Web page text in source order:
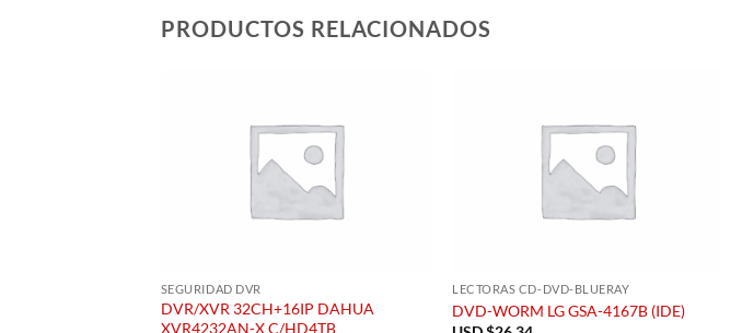
PRODUCTOS RELACIONADOS
SEGURIDAD DVR
DVR/XVR 32CH+16IP DAHUA
XVR4232AN-X C/HD4TB
LECTORAS CD-DVD-BLUERAY
DVD-WORM LG GSA-4167B (IDE)